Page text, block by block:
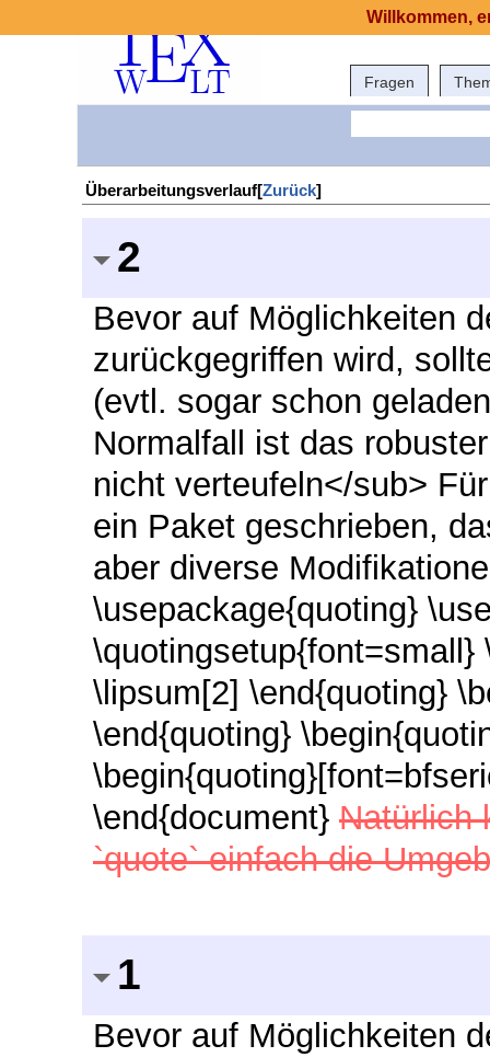
Fragen
Überarbeitungsverlauf[Zurück]
2
Bevor auf Möglichkeiten
zurückgegriffen wird,
(evtl. sogar schon
Normalfall ist das
nicht verteufeln</sub>
ein Paket geschrieben,
aber diverse
\usepackage{quoting}
\quotingsetup{font=small}
\lipsum[2] \end{quoting}
\end{quoting}
\end{document} Natürlich
`quote` einfach die
1
Bevor auf Möglichkeiten
Willkommen,